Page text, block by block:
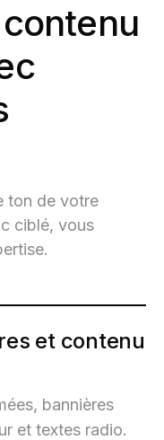
ton de votre
ciblé, vous
et contenu
bannières
et textes radio.